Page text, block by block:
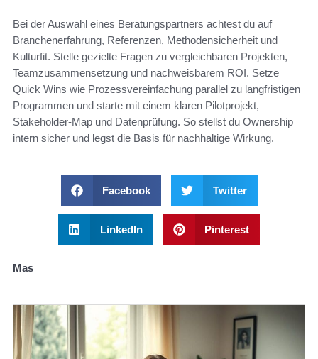
Bei der Auswahl eines Beratungspartners achtest du auf
Branchenerfahrung, Referenzen, Methodensicherheit und
Kulturfit. Stelle gezielte Fragen zu vergleichbaren Projekten,
Teamzusammensetzung und nachweisbarem ROI. Setze
Quick Wins wie Prozessvereinfachung parallel zu langfristigen
Programmen und starte mit einem klaren Pilotprojekt,
Stakeholder-Map und Datenprüfung. So stellst du Ownership
intern sicher und legst die Basis für nachhaltige Wirkung.
Facebook Twitter
LinkedIn Pinterest
Mas